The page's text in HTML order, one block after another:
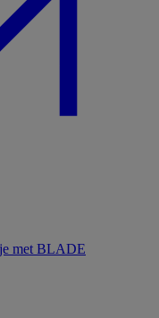
met BLADE